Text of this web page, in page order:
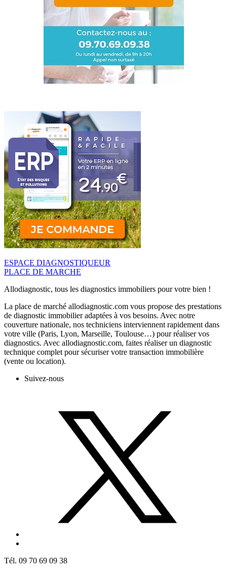
ESPACE DIAGNOSTIQUEUR
PLACE DE MARCHE
Allodiagnostic, tous les diagnostics immobiliers pour votre bien !
La place de marché allodiagnostic.com vous propose des prestations
de diagnostic immobilier adaptées à vos besoins. Avec notre
couverture nationale, nos techniciens interviennent rapidement dans
votre ville (Paris, Lyon, Marseille, Toulouse…) pour réaliser vos
diagnostics. Avec allodiagnostic.com, faites réaliser un diagnostic
technique complet pour sécuriser votre transaction immobilière
(vente ou location).
Suivez-nous
Tél. 09 70 69 09 38